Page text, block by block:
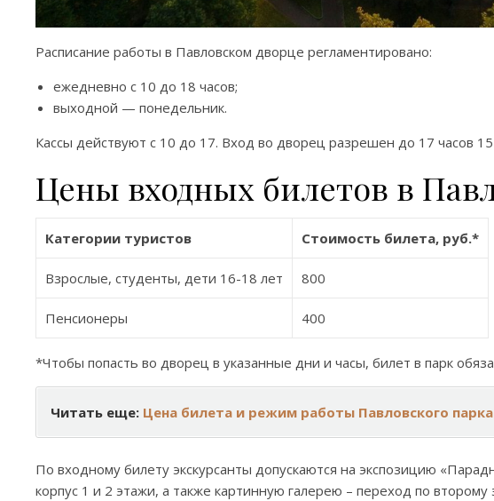
Расписание работы в Павловском дворце регламентировано:
ежедневно с 10 до 18 часов;
выходной — понедельник.
Кассы действуют с 10 до 17. Вход во дворец разрешен до 17 часов
Цены входных билетов в
Категории туристов Стоимость билета, руб.*
Взрослые, студенты, дети 16-18 лет 800
Пенсионеры 400
*Чтобы попасть во дворец в указанные дни и часы, билет в парк
Читать еще: Цена билета и режим работы Павловского парка
По входному билету экскурсанты допускаются на экспозицию
корпус 1 и 2 этажи, а также картинную галерею – переход по